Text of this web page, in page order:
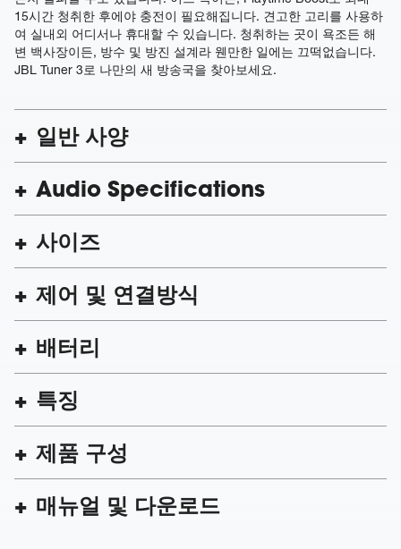
15시간 청취한 후에야 충전이 필요해집니다. 견고한 고리를 사용하
여 실내외 어디서나 휴대할 수 있습니다. 청취하는 곳이 욕조든 해
변 백사장이든, 방수 및 방진 설계라 웬만한 일에는 끄떡없습니다.
JBL Tuner 3로 나만의 새 방송국을 찾아보세요.
일반 사양
Audio Specifications
사이즈
제어 및 연결방식
배터리
특징
제품 구성
매뉴얼 및 다운로드